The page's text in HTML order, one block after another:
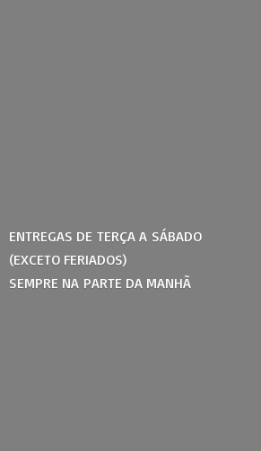
ENTREGAS DE TERÇA A SÁBADO
(EXCETO FERIADOS)
SEMPRE NA PARTE DA MANHÃ